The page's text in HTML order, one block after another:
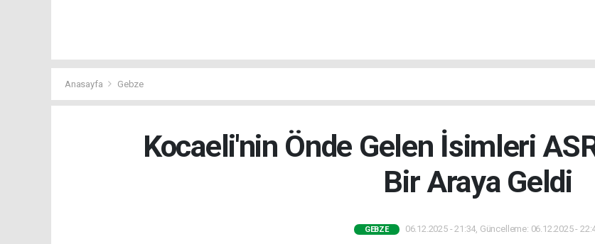
Anasayfa Gebze
Kocaeli'nin Önde Gelen İsimleri
Bir Araya Geldi
GEBZE 06.12.2025 - 21:34, Güncelleme: 06.12.2025 -